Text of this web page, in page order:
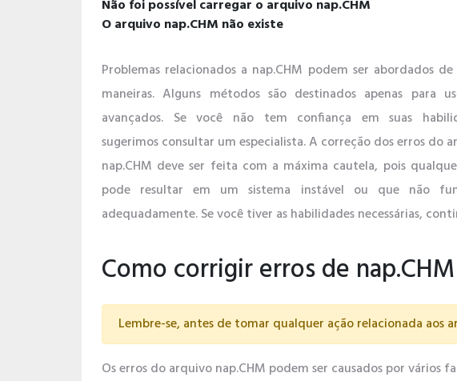
Não foi possível carregar o arquivo nap.CHM
O arquivo nap.CHM não existe
Problemas relacionados a nap.CHM podem ser abordados de
maneiras. Alguns métodos são destinados apenas para
avançados. Se você não tem confiança em suas
sugerimos consultar um especialista. A correção dos erros do
nap.CHM deve ser feita com a máxima cautela, pois
pode resultar em um sistema instável ou que não
adequadamente. Se você tiver as habilidades necessárias,
Como corrigir erros de
Lembre-se, antes de tomar qualquer ação relacionada aos
Os erros do arquivo nap.CHM podem ser causados ​​por